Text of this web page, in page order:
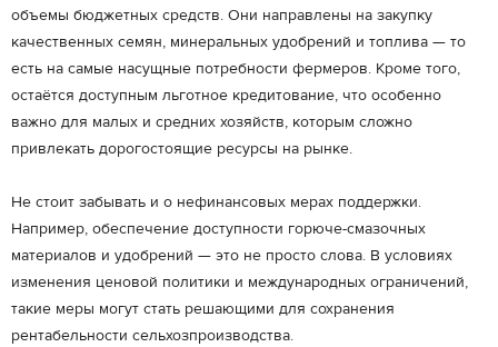
объемы бюджетных средств. Они направлены на закупку
качественных семян, минеральных удобрений и топлива — то
есть на самые насущные потребности фермеров. Кроме того,
остаётся доступным льготное кредитование, что особенно
важно для малых и средних хозяйств, которым сложно
привлекать дорогостоящие ресурсы на рынке.
Не стоит забывать и о нефинансовых мерах поддержки.
Например, обеспечение доступности горюче-смазочных
материалов и удобрений — это не просто слова. В условиях
изменения ценовой политики и международных ограничений,
такие меры могут стать решающими для сохранения
рентабельности сельхозпроизводства.